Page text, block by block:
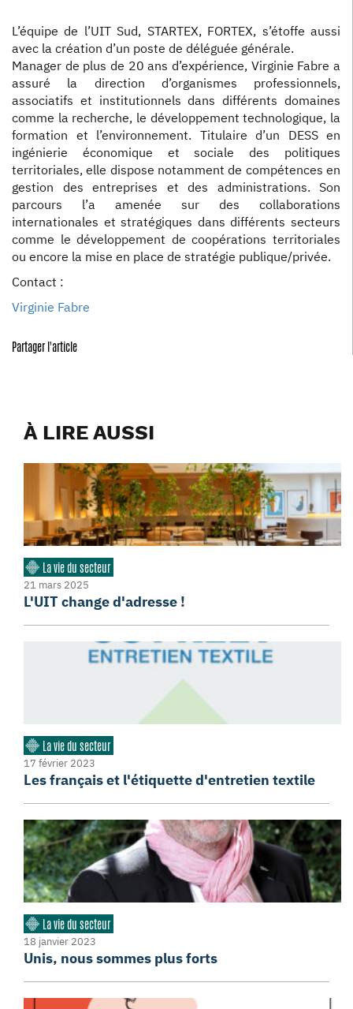
L’équipe de l’UIT Sud, STARTEX, FORTEX, s’étoffe aussi
avec la création d’un poste de déléguée générale.
Manager de plus de 20 ans d’expérience, Virginie Fabre a
assuré la direction d’organismes professionnels,
associatifs et institutionnels dans différents domaines
comme la recherche, le développement technologique, la
formation et l’environnement. Titulaire d’un DESS en
ingénierie économique et sociale des politiques
territoriales, elle dispose notamment de compétences en
gestion des entreprises et des administrations. Son
parcours l’a amenée sur des collaborations
internationales et stratégiques dans différents secteurs
comme le développement de coopérations territoriales
ou encore la mise en place de stratégie publique/privée.
Contact :
Virginie Fabre
Partager l'article
À LIRE AUSSI
La vie du secteur
21 mars 2025
L'UIT change d'adresse !
La vie du secteur
17 février 2023
Les français et l'étiquette d'entretien textile
La vie du secteur
18 janvier 2023
Unis, nous sommes plus forts